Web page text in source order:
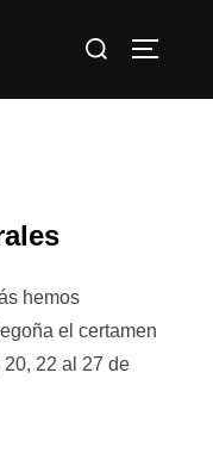
Buscar:
hemos
el certamen
22 al 27 de